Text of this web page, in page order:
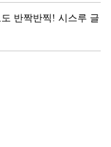
반짝반찍! 시스루 글